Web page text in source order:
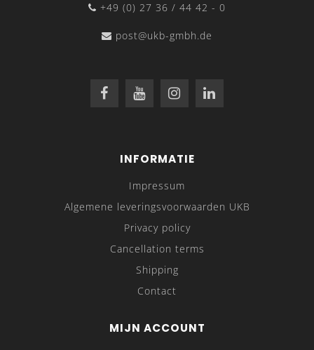
+49 (0) 27 36 / 44 42 - 0
post@ukb-gmbh.de
INFORMATIE
Impressum
Algemene leveringsvoorwaarden UKB
Privacy policy
Cancellation terms
Shipping
Contact
MIJN ACCOUNT